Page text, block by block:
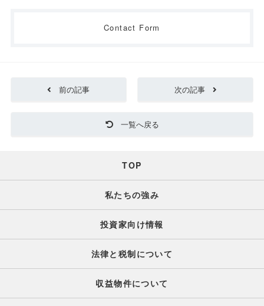
Contact Form
前の記事
一覧へ戻る
次の記事
TOP
私たちの強み
投資家向け情報
法律と税制について
収益物件について